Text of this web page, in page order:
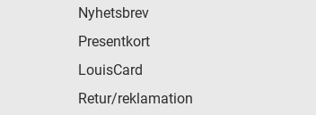
Nyhetsbrev
Presentkort
LouisCard
Retur/reklamation